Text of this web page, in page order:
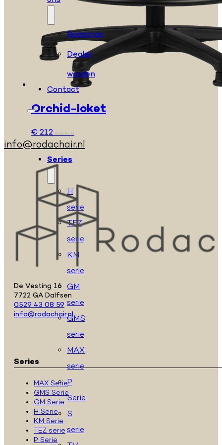
Rodachair
Dealer
worden
Contact
Series
H
serie
TEZ
serie
KM
serie
GM
serie
GMS
serie
MAX
serie
P
Serie
S
serie
Orchid-loket
€212 (EXCL. BTW)
info@rodachair.nl
De Vesting 16
7722 GA Dalfsen
0529 43 08 59
info@rodachair.nl
Series
MAX Serie
GMS Serie
GM Serie
H Serie
KM Serie
TEZ serie
P Serie